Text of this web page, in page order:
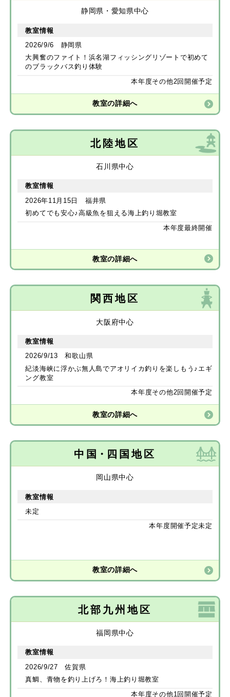
静岡県・愛知県中心
教室情報
2026/9/6 静岡県
大興奮のファイト！浜名湖フィッシングリゾートで初めて
のブラックバス釣り体験
本年度その他2回開催予定
教室の詳細へ
北陸地区
石川県中心
教室情報
2026年11月15日 福井県
初めてでも安心♪高級魚を狙える海上釣り堀教室
本年度最終開催
教室の詳細へ
関西地区
大阪府中心
教室情報
2026/9/13 和歌山県
紀淡海峡に浮かぶ無人島でアオリイカ釣りを楽しもう♪エギ
ング教室
本年度その他2回開催予定
教室の詳細へ
中国 ・ 四国地区
岡山県中心
教室情報
未定
本年度開催予定未定
教室の詳細へ
北部九州地区
福岡県中心
教室情報
2026/9/27 佐賀県
真鯛、青物を釣り上げろ！海上釣り堀教室
本年度その他1回開催予定